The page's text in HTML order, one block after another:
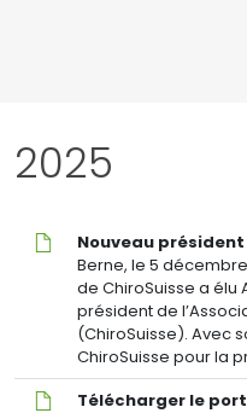
2025
Nouveau
président
l’association
ChiroSuisse
Nouveau
Berne, le 5
de ChiroSuisse a élu
président de
(ChiroSuisse). Avec
ChiroSuisse pour la
Télécharger
Télécharger le